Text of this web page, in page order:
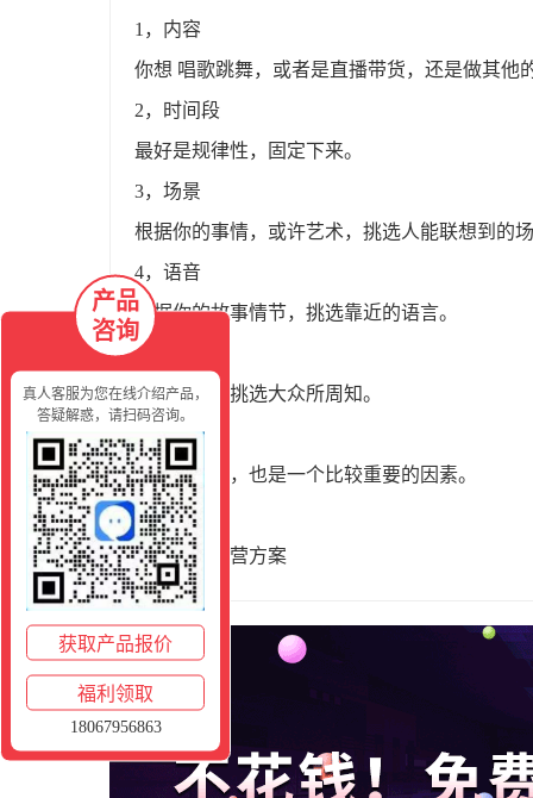
产品
咨询
真人客服为您在线介绍产品，
答疑解惑，请扫码咨询。
获取产品报价
福利领取
18067956863
1，内容
你想 唱歌跳舞，或者是直播带货，还是做其他
2，时间段
最好是规律性，固定下来。
3，场景
根据你的事情，或许艺术，挑选人能联想到的
4，语音
根据你的故事情节，挑选靠近的语言。
5，服装
大方得体，挑选大众所周知。
6，颜值
看脸的时代，也是一个比较重要的因素。
千汇团
社区团购运营方案